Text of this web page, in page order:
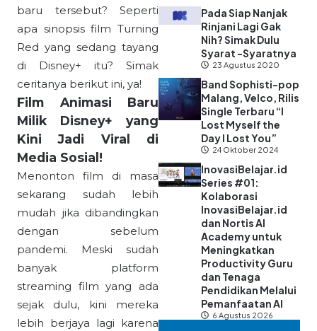
baru tersebut? Seperti
apa sinopsis film Turning
Red yang sedang tayang
di Disney+ itu? Simak
ceritanya berikut ini, ya!
Film Animasi Baru
Milik Disney+ yang
Kini Jadi Viral di
Media Sosial!
Menonton film di masa
sekarang sudah lebih
mudah jika dibandingkan
dengan sebelum
pandemi. Meski sudah
banyak platform
streaming film yang ada
sejak dulu, kini mereka
lebih berjaya lagi karena
Pada Siap Nanjak
Rinjani Lagi Gak
Nih? Simak Dulu
Syarat -Syaratnya
23 Agustus 2020
Band Sophisti-pop
Malang, Velco, Rilis
Single Terbaru “I
Lost Myself the
Day I Lost You”
24 Oktober 2024
InovasiBelajar.id
Series #01:
Kolaborasi
InovasiBelajar.id
dan Nortis AI
Academy untuk
Meningkatkan
Productivity Guru
dan Tenaga
Pendidikan Melalui
Pemanfaatan AI
6 Agustus 2026